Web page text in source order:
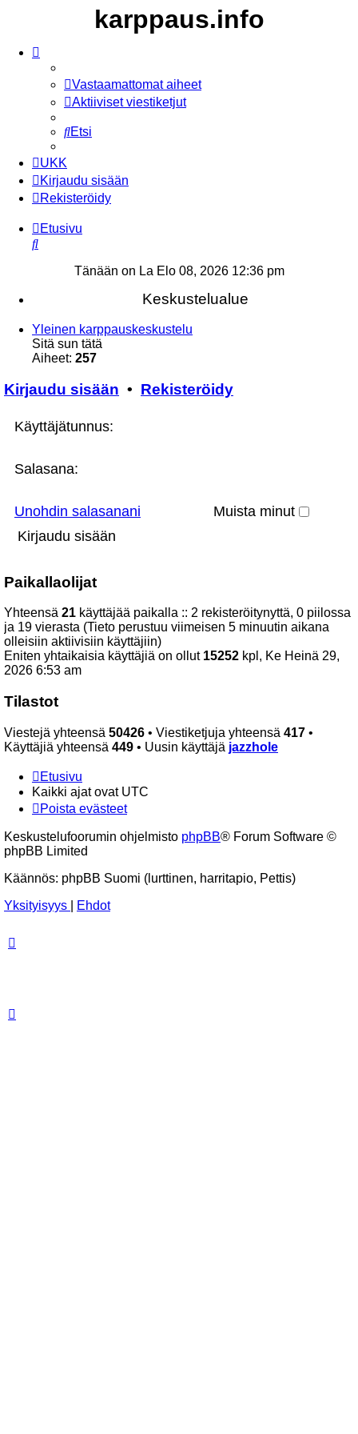
karppaus.info
Vastaamattomat aiheet
Aktiiviset viestiketjut
Etsi
UKK
Kirjaudu sisään
Rekisteröidy
Etusivu
Etsi
Tänään on La Elo 08, 2026 12:36 pm
Keskustelualue
Yleinen karppauskeskustelu
Sitä sun tätä
Aiheet: 257
Kirjaudu sisään • Rekisteröidy
Käyttäjätunnus:
Salasana:
Unohdin salasanani Muista minut
Paikallaolijat
Yhteensä 21 käyttäjää paikalla :: 2 rekisteröitynyttä, 0 piilossa
ja 19 vierasta (Tieto perustuu viimeisen 5 minuutin aikana
olleisiin aktiivisiin käyttäjiin)
Eniten yhtaikaisia käyttäjiä on ollut 15252 kpl, Ke Heinä 29,
2026 6:53 am
Tilastot
Viestejä yhteensä 50426 • Viestiketjuja yhteensä 417 •
Käyttäjiä yhteensä 449 • Uusin käyttäjä jazzhole
Etusivu
Kaikki ajat ovat UTC
Poista evästeet
Keskustelufoorumin ohjelmisto phpBB® Forum Software ©
phpBB Limited
Käännös: phpBB Suomi (lurttinen, harritapio, Pettis)
Yksityisyys
Ehdot